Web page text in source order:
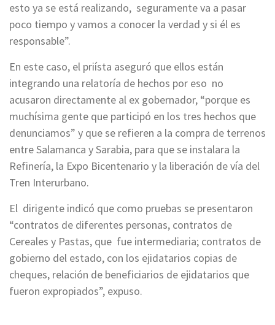
esto ya se está realizando, seguramente va a pasar
poco tiempo y vamos a conocer la verdad y si él es
responsable”.
En este caso, el priísta aseguró que ellos están
integrando una relatoría de hechos por eso no
acusaron directamente al ex gobernador, “porque es
muchísima gente que participó en los tres hechos que
denunciamos” y que se refieren a la compra de terrenos
entre Salamanca y Sarabia, para que se instalara la
Refinería, la Expo Bicentenario y la liberación de vía del
Tren Interurbano.
El dirigente indicó que como pruebas se presentaron
“contratos de diferentes personas, contratos de
Cereales y Pastas, que fue intermediaria; contratos de
gobierno del estado, con los ejidatarios copias de
cheques, relación de beneficiarios de ejidatarios que
fueron expropiados”, expuso.